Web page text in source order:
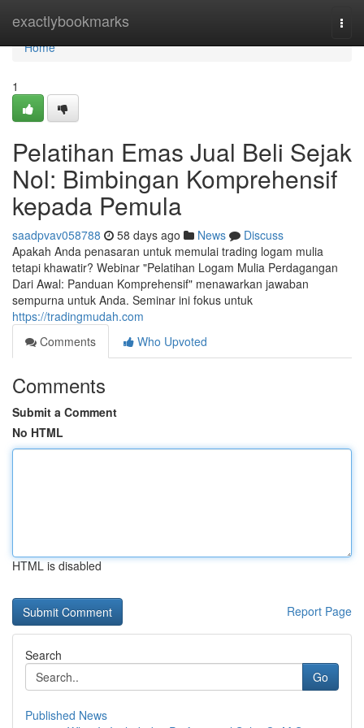
exactlybookmarks
Home
Home
1
Pelatihan Emas Jual Beli Sejak
Nol: Bimbingan Komprehensif
kepada Pemula
saadpvav058788 58 days ago News
Discuss
Apakah Anda penasaran untuk memulai trading logam mulia
tetapi khawatir? Webinar "Pelatihan Logam Mulia Perdagangan
Dari Awal: Panduan Komprehensif" menawarkan jawaban
sempurna untuk Anda. Seminar ini fokus untuk
https://tradingmudah.com
Comments
Who Upvoted
Comments
Submit a Comment
No HTML
HTML is disabled
Report Page
Search
Go
Published News